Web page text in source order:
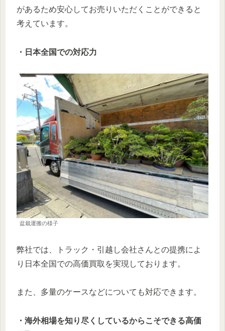
があるため安心してお売りいただくことができると
考えています。
・日本全国での対応力
盆栽運搬の様子
弊社では、トラック・引越し会社さんとの提携によ
り日本全国での高価買取を実現しております。
また、多量のケースなどについても対応できます。
・海外相場を知り尽くしているからこそできる高価